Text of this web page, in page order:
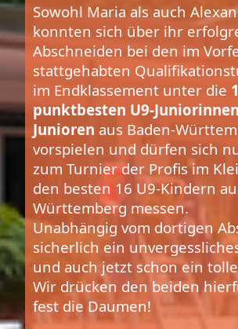
Sowohl Maria als auch
konnten sich über ihr
Abschneiden bei den im
stattgehabten
im Endklassement unter die
punktbesten U9-
Junioren aus Baden-
vorspielen und dürfen sich
zum Turnier der Profis im
den besten 16 U9-Kindern
Württemberg messen.
Unabhängig vom dortigen
sicherlich ein
und auch jetzt schon ein
Wir drücken den beiden
fest die Daumen!